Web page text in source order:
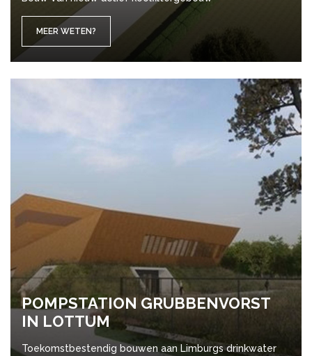
MEER WETEN?
POMP­STA­TI­ON GRUB­BEN­VORST
IN LOT­TUM
Toekomstbestendig bouwen aan Limburgs drinkwater